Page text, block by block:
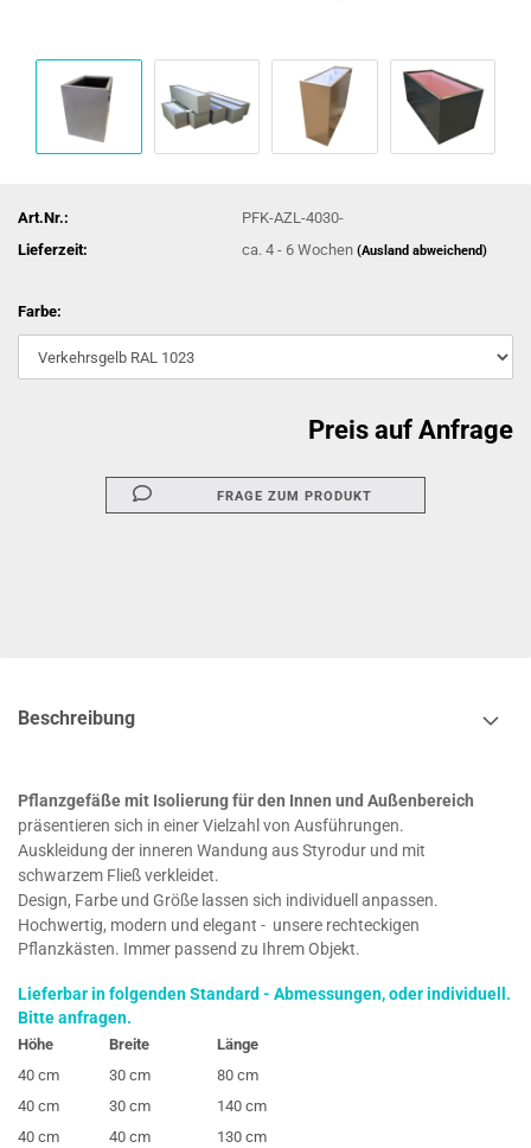
Art.Nr.:
PFK-AZL-4030-
Lieferzeit:
ca. 4 - 6 Wochen(Ausland abweichend)
Farbe:
Preis auf Anfrage
FRAGE ZUM PRODUKT
Beschreibung
Pflanzgefäße mit Isolierung für den Innen und Außenbereich
präsentieren sich in einer Vielzahl von Ausführungen.
Auskleidung der inneren Wandung aus Styrodur und mit
schwarzem Fließ verkleidet.
Design, Farbe und Größe lassen sich individuell anpassen.
Hochwertig, modern und elegant - unsere rechteckigen
Pflanzkästen. Immer passend zu Ihrem Objekt.
Lieferbar in folgenden Standard - Abmessungen, oder individuell.
Bitte anfragen.
Höhe Breite
Länge
40 cm
30 cm
80 cm
40 cm
30 cm
140 cm
40 cm
40 cm
130 cm